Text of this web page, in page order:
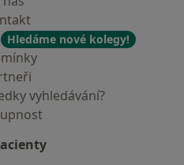
Hledáme nové kolegy!
vyhledávání?